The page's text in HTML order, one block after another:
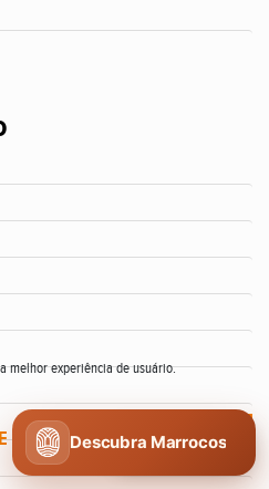
melhor experiência de usuário.
COOKIES CONCORDO
Descubra Marrocos